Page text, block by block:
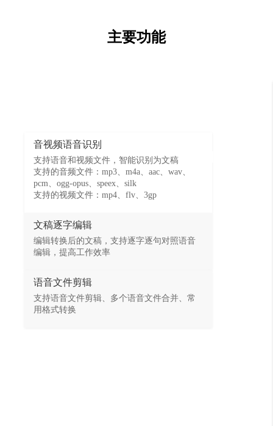
主要功能
音视频语音识别
支持语音和视频文件，智能识别为文稿
支持的音频文件：mp3、m4a、aac、wav、
pcm、ogg-opus、speex、silk
支持的视频文件：mp4、flv、3gp
文稿逐字编辑
编辑转换后的文稿，支持逐字逐句对照语音
编辑，提高工作效率
语音文件剪辑
支持语音文件剪辑、多个语音文件合并、常
用格式转换